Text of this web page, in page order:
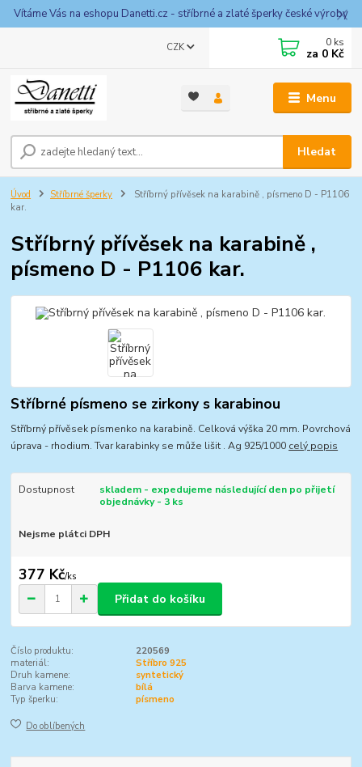
Vítáme Vás na eshopu Danetti.cz - stříbrné a zlaté šperky české výroby
Menu
CZK
Hledat
0 ks
za 0 Kč
Úvod Stříbrné šperky
Stříbrný přívěsek na karabině , písmeno D - P1106
kar.
Stříbrný přívěsek na karabině ,
písmeno D - P1106 kar.
Stříbrné písmeno se zirkony s karabinou
Stříbrný přívěsek písmenko na karabině. Celková výška 20 mm. Povrchová
úprava - rhodium. Tvar karabinky se může lišit . Ag 925/1000 celý popis
Dostupnost
skladem - expedujeme následující den po přijetí
objednávky - 3 ks
Nejsme plátci DPH
377 Kč/ks
Přidat do košíku
Číslo produktu:
220569
materiál:
Stříbro 925
Druh kamene:
syntetický
Barva kamene:
bílá
Typ šperku:
písmeno
Do oblíbených